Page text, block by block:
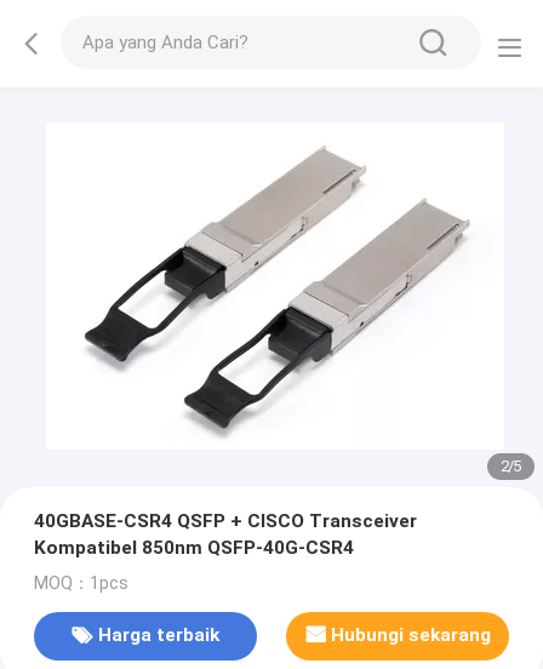
2/5
40GBASE-CSR4 QSFP + CISCO Transceiver
Kompatibel 850nm QSFP-40G-CSR4
MOQ：1pcs
Harga terbaik Hubungi sekarang